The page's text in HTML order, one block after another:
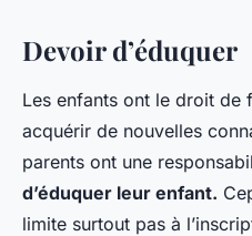
Devoir d’éduquer
Les enfants ont le droit de
acquérir de nouvelles
parents ont une
d’éduquer leur enfant.
limite surtout pas à